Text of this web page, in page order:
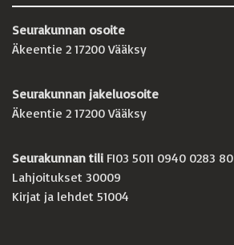
Seurakunnan osoite
Äkeentie 2 17200 Vääksy
Seurakunnan jakeluosoite
Äkeentie 2 17200 Vääksy
Seurakunnan tili FI03 5011 0940 0283 80
Lahjoitukset 30009
Kirjat ja lehdet 51004